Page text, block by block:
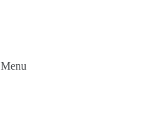
Menu